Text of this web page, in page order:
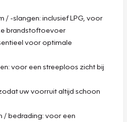
/ -slangen: inclusief LPG, voor
brandstoftoevoer
voor optimale
voor een streeploos zicht bij
uw voorruit altijd schoon
/ bedrading: voor een